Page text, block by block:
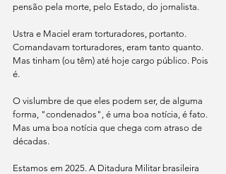
pensão pela morte, pelo Estado, do jornalista.
Ustra e Maciel eram torturadores, portanto.
Comandavam torturadores, eram tanto quanto.
Mas tinham (ou têm) até hoje cargo público. Pois
é.
O vislumbre de que eles podem ser, de alguma
forma, "condenados", é uma boa notícia, é fato.
Mas uma boa notícia que chega com atraso de
décadas.
Estamos em 2025. A Ditadura Militar brasileira